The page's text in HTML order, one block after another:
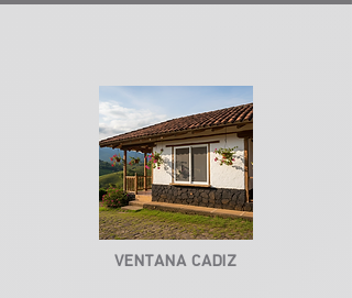
VENTANA CADIZ